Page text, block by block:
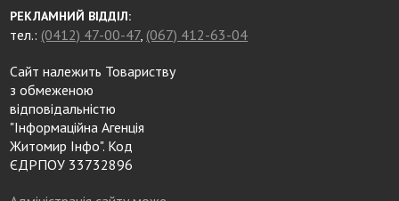
РЕКЛАМНИЙ ВІДДІЛ:
тел.: (0412) 47-00-47, (067) 412-63-04
Сайт належить Товариству
з обмеженою
відповідальністю
"Інформаційна Агенція
Житомир Інфо". Код
ЄДРПОУ 33732896